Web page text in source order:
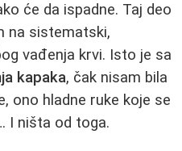
će da ispadne. Taj deo
na sistematski,
vađenja krvi. Isto je sa
kapaka, čak nisam bila
ono hladne ruke koje se
I ništa od toga.